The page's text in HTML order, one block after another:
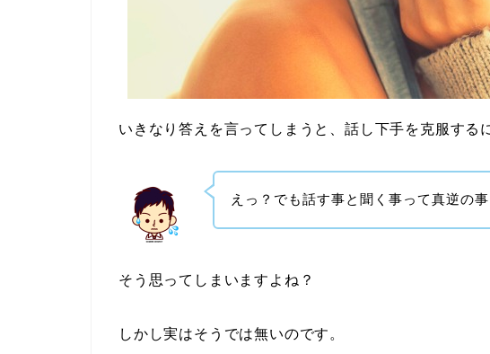
いきなり答えを言ってしまうと、話し下手を克服する
えっ？でも話す事と聞く事って真逆の
そう思ってしまいますよね？
しかし実はそうでは無いのです。